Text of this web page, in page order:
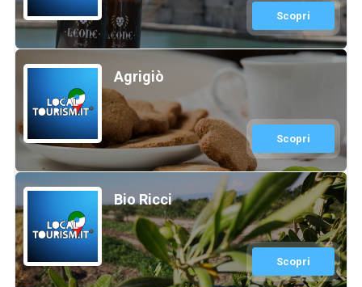
Scopri
Agrigiò
Scopri
Bio Ricci
Scopri